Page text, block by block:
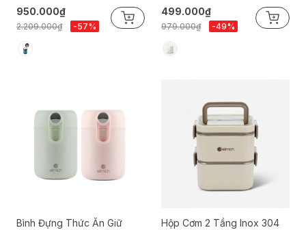
950.000₫
2.209.000₫ -57%
499.000₫
979.000₫ -49%
Bình Đựng Thức Ăn Giữ
Hộp Cơm 2 Tầng Inox 304